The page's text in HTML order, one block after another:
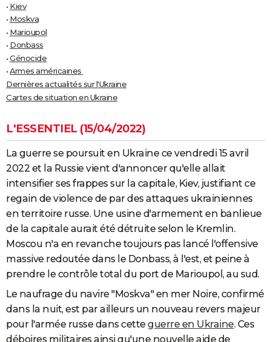
FORUM
Bricolage
Lifestyle
Culture
Sport
Auto
Television
Voyage
Cinema
• Kiev
• Moskva
• Marioupol
• Donbass
•Génocide
•Armes américaines
Dernières actualités sur l'Ukraine
Cartes de situation en Ukraine
L'ESSENTIEL (15/04/2022)
La guerre se poursuit en Ukraine ce vendredi 15 avril
2022 et la Russie vient d'annoncer qu'elle allait
intensifier ses frappes sur la capitale, Kiev, justifiant ce
regain de violence de par des attaques ukrainiennes
en territoire russe. Une usine d'armement en banlieue
de la capitale aurait été détruite selon le Kremlin.
Moscou n'a en revanche toujours pas lancé l'offensive
massive redoutée dans le Donbass, à l'est, et peine à
prendre le contrôle total du port de Marioupol, au sud.
Le naufrage du navire "Moskva" en mer Noire, confirmé
dans la nuit, est par ailleurs un nouveau revers majeur
pour l'armée russe dans cette guerre en Ukraine. Ces
déboires militaires ainsi qu'une nouvelle aide de